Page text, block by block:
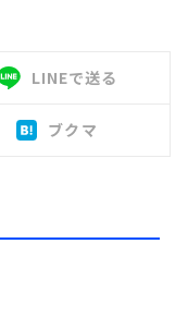
LINEで送る
ブクマ